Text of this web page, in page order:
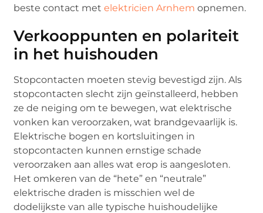
beste contact metelektricien Arnhem opnemen.
Verkooppunten en polariteit
in het huishouden
Stopcontacten moeten stevig bevestigd zijn. Als
stopcontacten slecht zijn geïnstalleerd, hebben
ze de neiging om te bewegen, wat elektrische
vonken kan veroorzaken, wat brandgevaarlijk is.
Elektrische bogen en kortsluitingen in
stopcontacten kunnen ernstige schade
veroorzaken aan alles wat erop is aangesloten.
Het omkeren van de “hete” en “neutrale”
elektrische draden is misschien wel de
dodelijkste van alle typische huishoudelijke